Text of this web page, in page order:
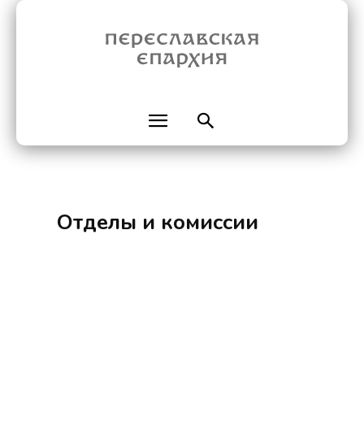
Отделы и комиссии